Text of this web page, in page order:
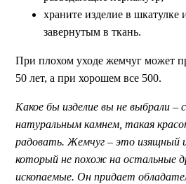
храните изделие в шкатулке
завернутым в ткань.
При плохом уходе жемчуг может
50 лет, а при хорошем все 500.
Какое бы изделие вы не выбрали –
натуральным камнем, такая
радовать. Жемчуг – это изящный
который не похож на остальные
ископаемые. Он придает